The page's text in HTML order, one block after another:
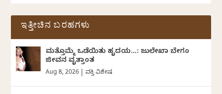
ಇತ್ತೀಚಿನ ಬರಹಗಳು
ಮತ್ತೊಮ್ಮೆ ಒಡೆಯಿತು ಹೃದಯ…: ಜುಲೇಖಾ ಬೇಗಂ
ಜೀವನ ವೃತ್ತಾಂತ
Aug 8, 2026 ವ್ಯಕ್ತಿ ವಿಶೇಷ